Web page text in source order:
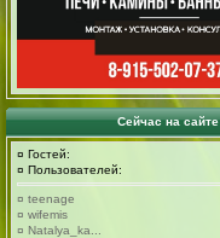
Сейчас на сайте
¤ Гостей:
¤ Пользователей:
¤ teenage
¤ wifemis
¤ Natalya_ka...